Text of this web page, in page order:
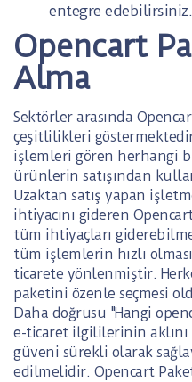
entegre edebilirsiniz.
Opencart
Alma
Sektörler arasında
çeşitlilikleri göstermektedir.
işlemleri gören herhangi
ürünlerin satışından
Uzaktan satış yapan
ihtiyacını gideren
tüm ihtiyaçları
tüm işlemlerin hızlı
ticarete yönlenmiştir.
paketini özenle seçmesi
Daha doğrusu "Hangi
e-ticaret ilgililerinin aklını
güveni sürekli olarak
edilmelidir. Opencart